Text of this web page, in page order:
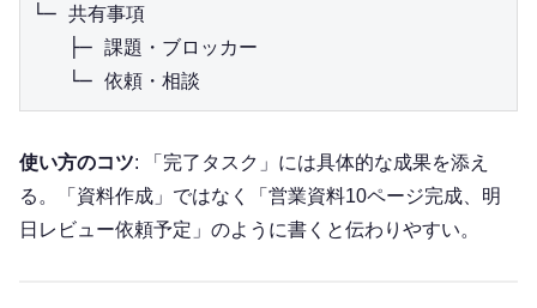
└─ 共有事項
   ├─ 課題・ブロッカー
使い方のコツ: 「完了タスク」には具体的な成果を添え
る。「資料作成」ではなく「営業資料10ページ完成、明
日レビュー依頼予定」のように書くと伝わりやすい。